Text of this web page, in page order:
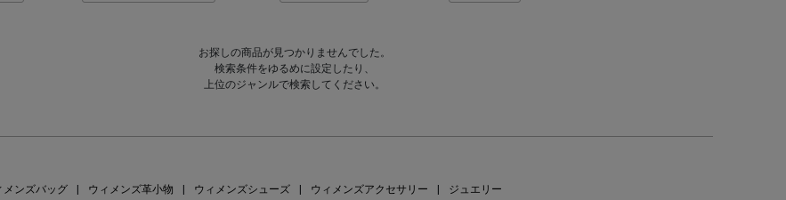
お探しの商品が見つかりませんでした。
検索条件をゆるめに設定したり、
上位のジャンルで検索してください。
メンズバッグ ウィメンズ革小物 ウィメンズシューズ ウィメンズアクセサリー ジュエリー